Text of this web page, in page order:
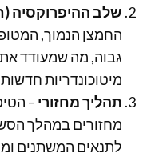
שלב ההיפרוקסיה
החמצן הנמוך,
גבוה, מה שמעודד את
מיטוכונדריות חדשות
תהליך מחזורי –
מחזורים במהלך
לתנאים המשתנים